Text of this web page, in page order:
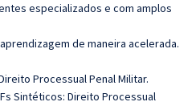
especializados e com amplos
de maneira acelerada.
Processual Penal Militar.
Sintéticos: Direito Processual